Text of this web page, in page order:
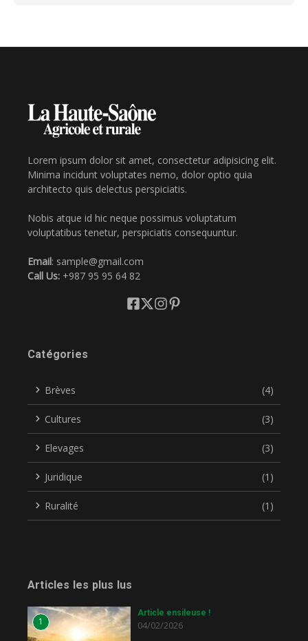
Lorem ipsum dolor sit amet, consectetur adipisicing elit.
Minima incidunt voluptates nemo, dolor optio quia
architecto quis delectus perspiciatis.
Nobis atque id hic neque possimus voluptatum
voluptatibus tenetur, perspiciatis consequuntur.
Email: sample@gmail.com
Call Us: +987 95 95 64 82
Catégories
Brèves (4)
Cultures (3)
Elevages (3)
Juridique (1)
Ruralité (1)
Articles les plus lus
1
Article ensileuse !
04/02/2026